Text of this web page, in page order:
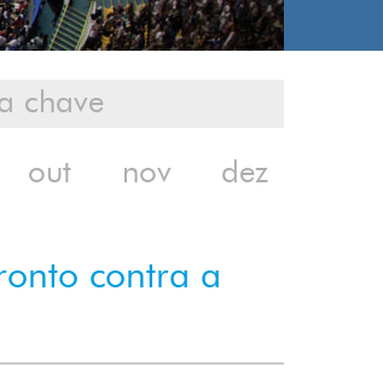
out nov dez
contra a